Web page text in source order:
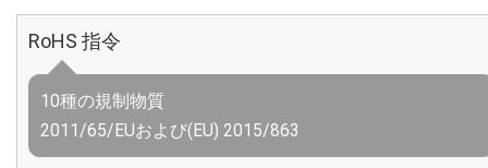
RoHS 指令
10種の規制物質
2011/65/EUおよび(EU) 2015/863